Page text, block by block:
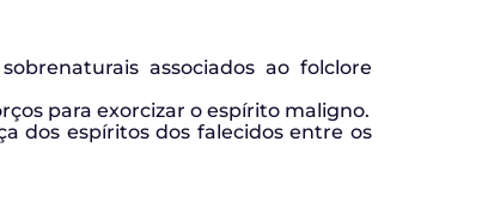
associados ao folclore
para exorcizar o espírito maligno.
dos espíritos dos falecidos entre os